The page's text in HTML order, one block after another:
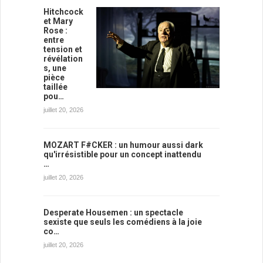
Hitchcock
et Mary
Rose :
entre
tension et
révélation
s, une
pièce
taillée
pou…
juillet 20, 2026
MOZART F#CKER : un humour aussi dark
qu'irrésistible pour un concept inattendu
…
juillet 20, 2026
Desperate Housemen : un spectacle
sexiste que seuls les comédiens à la joie
co…
juillet 20, 2026